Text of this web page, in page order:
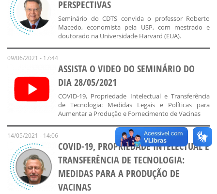
PERSPECTIVAS
Seminário do CDTS convida o professor Roberto
Macedo, economista pela USP, com mestrado e
doutorado na Universidade Harvard (EUA).
09/06/2021 - 17:44
ASSISTA O VIDEO DO SEMINÁRIO DO
DIA 28/05/2021
COVID-19, Propriedade Intelectual e Transferência
de Tecnologia: Medidas Legais e Políticas para
Aumentar a Produção e Fornecimento de Vacinas
14/05/2021 - 14:06
COVID-19, PROPRIEDADE INTELECTUAL E
TRANSFERÊNCIA DE TECNOLOGIA:
MEDIDAS PARA A PRODUÇÃO DE
VACINAS